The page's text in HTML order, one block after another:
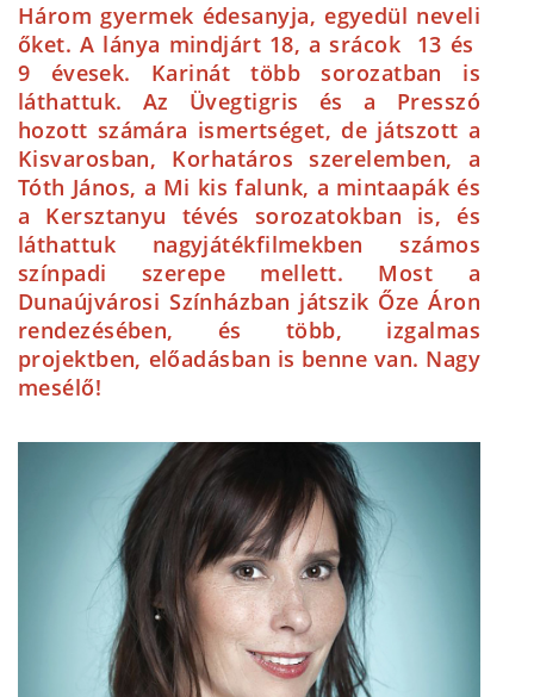
Három gyermek édesanyja, egyedül neveli
őket. A lánya mindjárt 18, a srácok 13 és
9 évesek. Karinát több sorozatban is
láthattuk. Az Üvegtigris és a Presszó
hozott számára ismertséget, de játszott a
Kisvarosban, Korhatáros szerelemben, a
Tóth János, a Mi kis falunk, a mintaapák és
a Kersztanyu tévés sorozatokban is, és
láthattuk nagyjátékfilmekben számos
színpadi szerepe mellett. Most a
Dunaújvárosi Színházban játszik Őze Áron
rendezésében, és több, izgalmas
projektben, előadásban is benne van. Nagy
mesélő!